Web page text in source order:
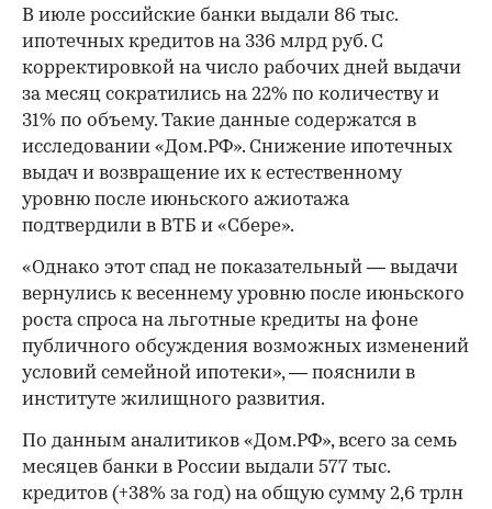
В июле российские банки выдали 86 тыс.
ипотечных кредитов на 336 млрд руб. С
корректировкой на число рабочих дней выдачи
за месяц сократились на 22% по количеству и
31% по объему. Такие данные содержатся в
исследовании «Дом.РФ». Снижение ипотечных
выдач и возвращение их к естественному
уровню после июньского ажиотажа
подтвердили в ВТБ и «Сбере».
«Однако этот спад не показательный — выдачи
вернулись к весеннему уровню после июньского
роста спроса на льготные кредиты на фоне
публичного обсуждения возможных изменений
условий семейной ипотеки», — пояснили в
институте жилищного развития.
По данным аналитиков «Дом.РФ», всего за семь
месяцев банки в России выдали 577 тыс.
кредитов (+38% за год) на общую сумму 2,6 трлн